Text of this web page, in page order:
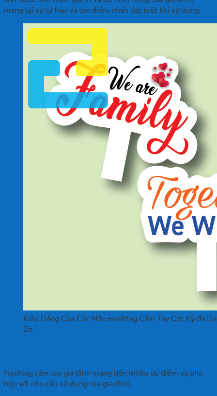
mang lại sự tự hào và tạo điểm nhấn đặc biệt khi sử dụng.
Kiểu Dáng Của Các Mẫu Hashtag Cầm Tay Cực Kỳ đa
2h.
Hashtag cầm tay gia đình mang đến nhiều ưu điểm và phù
hợp với nhu cầu sử dụng của gia đình.